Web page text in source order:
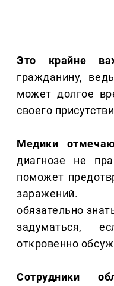
Это крайне
гражданину,
может долгое
своего
Медики
диагнозе не
поможет
заражений.
обязательно
задуматься,
откровенно
Сотрудники